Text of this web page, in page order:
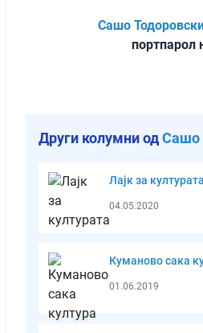
Сашо
Други колумни одСашо
Лајк за културата
04.05.2020
Куманово сака
01.06.2019